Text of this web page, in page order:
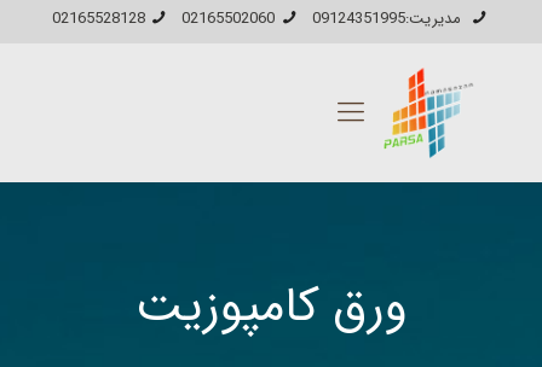
مدیریت:09124351995 02165502060
02165528128
ورق کامپوزیت